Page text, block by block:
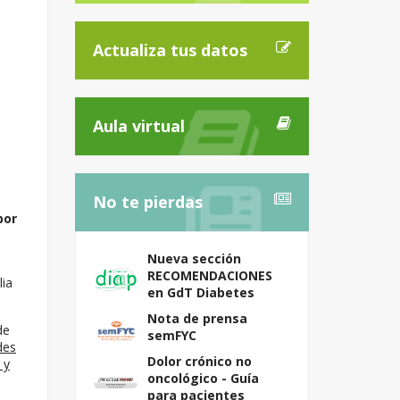
y
Actualiza tus datos
Aula virtual
No te pierdas
Nueva sección
RECOMENDACIONES
en GdT Diabetes
Nota de prensa
semFYC
Dolor crónico no
oncológico - Guía
para pacientes